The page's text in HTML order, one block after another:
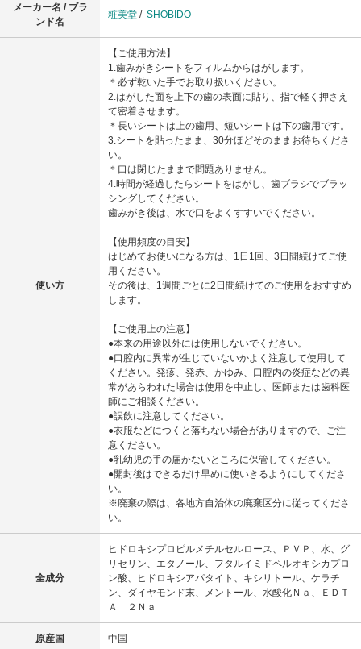
メーカー名 / ブラ
ンド名
粧美堂 / SHOBIDO
使い方
【ご使用方法】
1.歯みがきシートをフィルムからはがします。
＊必ず乾いた手でお取り扱いください。
2.はがした面を上下の歯の表面に貼り、指で軽く押さえ
て密着させます。
＊長いシートは上の歯用、短いシートは下の歯用です。
3.シートを貼ったまま、30分ほどそのままお待ちくださ
い。
＊口は閉じたままで問題ありません。
4.時間が経過したらシートをはがし、歯ブラシでブラッ
シングしてください。
歯みがき後は、水で口をよくすすいでください。
【使用頻度の目安】
はじめてお使いになる方は、1日1回、3日間続けてご使
用ください。
その後は、1週間ごとに2日間続けてのご使用をおすすめ
します。
【ご使用上の注意】
●本来の用途以外には使用しないでください。
●口腔内に異常が生じていないかよく注意して使用して
ください。発疹、発赤、かゆみ、口腔内の炎症などの異
常があらわれた場合は使用を中止し、医師または歯科医
師にご相談ください。
●誤飲に注意してください。
●衣服などにつくと落ちない場合がありますので、ご注
意ください。
●乳幼児の手の届かないところに保管してください。
●開封後はできるだけ早めに使いきるようにしてくださ
い。
※廃棄の際は、各地方自治体の廃棄区分に従ってくださ
い。
全成分
ヒドロキシプロピルメチルセルロース、ＰＶＰ、水、グ
リセリン、エタノール、フタルイミドペルオキシカプロ
ン酸、ヒドロキシアパタイト、キシリトール、ケラチ
ン、ダイヤモンド末、メントール、水酸化Ｎａ、ＥＤＴ
Ａ ２Ｎａ
原産国 中国